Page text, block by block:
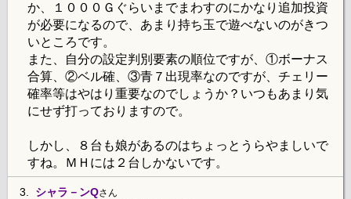
か、１０００Ｇぐらいまでまわすのにかなり追加投資
が必要になるので、あまり持ち玉で遊べないのがきつ
いところです。
また、自分の設定判別要素の順位ですが、①ボーナス
合算、②ベル確、③青７出現率なのですが、チェリー
確率等はやはり重要なのでしょうか？いつもあまり気
にせず打っておりますので。
しかし、８台も娘があるのはちょっとうらやましいで
すね。ＭＨには２台しかないです。
3. シャラ－ンQさん